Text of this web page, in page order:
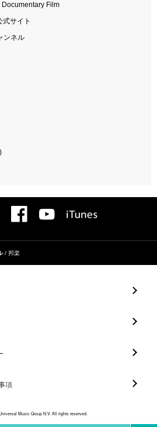
Documentary Film
サイト
ンネル
邦楽
項
Music Group N.V. All rights reserved.